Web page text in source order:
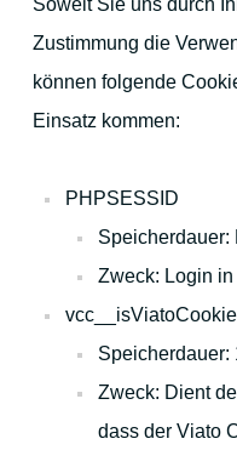
Soweit Sie uns durch
Zustimmung die
können folgende
Einsatz kommen:
PHPSESSID
Zweck: Login
Speicherdauer:
Zweck: Dient
dass der Viato